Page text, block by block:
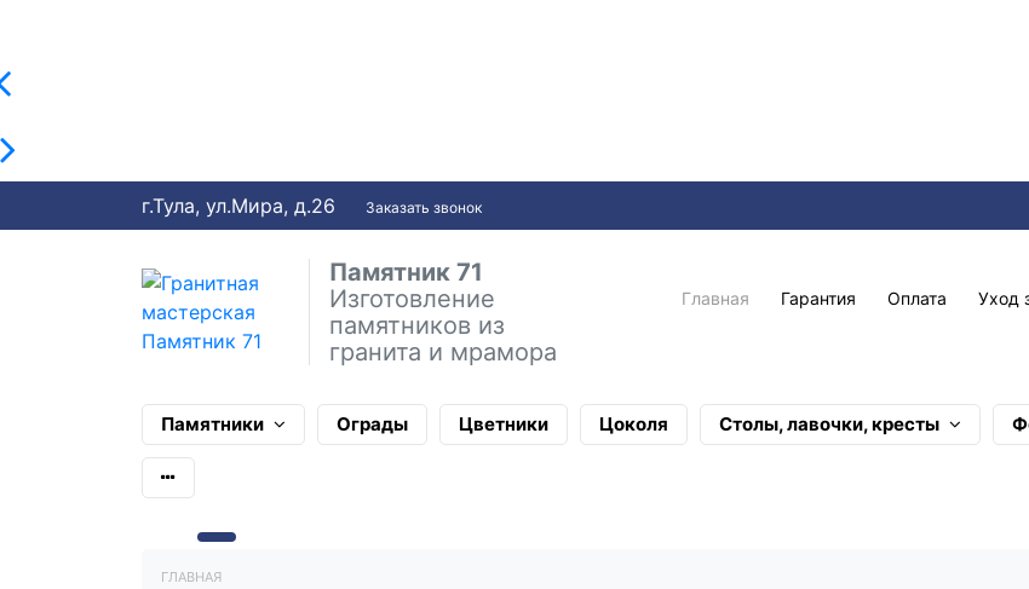
г.Тула, ул.Мира, д.26 Заказать звонок
Памятник 71
Изготовление
памятников из
гранита и мрамора
Главная Гарантия Оплата Уход
Памятники Ограды Цветники Цоколя Столы, лавочки, кресты
ГЛАВНАЯ